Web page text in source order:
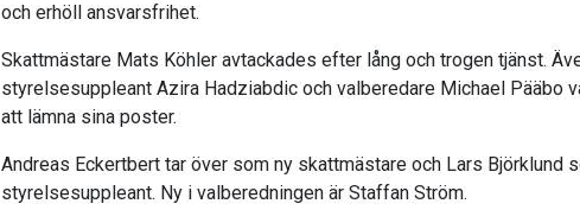
och erhöll ansvarsfrihet.
Skattmästare Mats Köhler avtackades efter lång och trogen tjänst.
styrelsesuppleant Azira Hadziabdic och valberedare Michael Pääbo
att lämna sina poster.
Andreas Eckertbert tar över som ny skattmästare och Lars Björklund
styrelsesuppleant. Ny i valberedningen är Staffan Ström.